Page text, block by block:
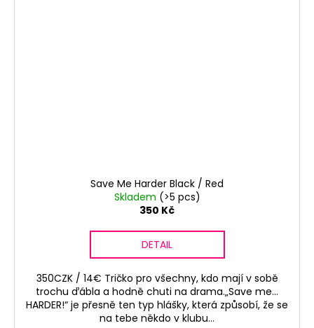
Save Me Harder Black / Red
Skladem (>5 pcs)
350 Kč
DETAIL
350CZK / 14€ Tričko pro všechny, kdo mají v sobě
trochu ďábla a hodně chuti na drama.„Save me…
HARDER!“ je přesně ten typ hlášky, která způsobí, že se
na tebe někdo v klubu...